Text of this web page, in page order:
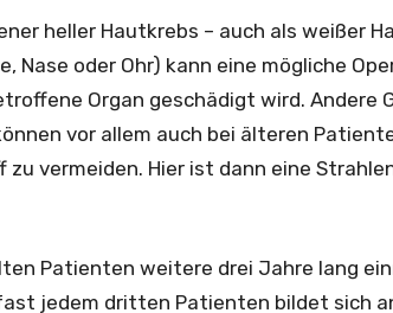
heller Hautkrebs – auch als weißer
Nase oder Ohr) kann eine mögliche
Organ geschädigt wird. Andere
vor allem auch bei älteren
zu vermeiden. Hier ist dann eine
Patienten weitere drei Jahre lang
jedem dritten Patienten bildet sich